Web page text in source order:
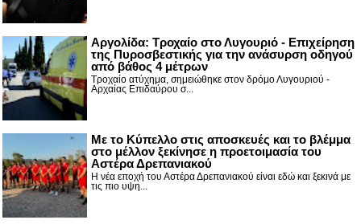
Αργολίδα: Τροχαίο στο Λυγουριό - Επιχείρηση
της Πυροσβεστικής για την ανάσυρση οδηγού
από βάθος 4 μέτρων
Τροχαίο ατύχημα, σημειώθηκε στον δρόμο Λυγουριού -
Αρχαίας Επιδαύρου σ...
Με το Κύπελλο στις αποσκευές και το βλέμμα
στο μέλλον ξεκίνησε η προετοιμασία του
Αστέρα Δρεπανιακού
Η νέα εποχή του Αστέρα Δρεπανιακού είναι εδώ και ξεκινά με
τις πιο υψη...